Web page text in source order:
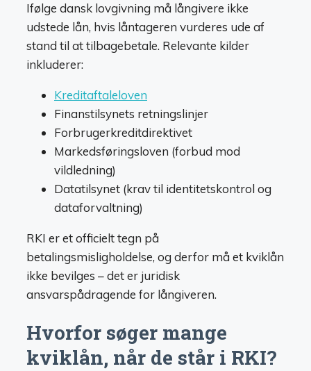
Ifølge dansk lovgivning må långivere ikke
udstede lån, hvis låntageren vurderes ude af
stand til at tilbagebetale. Relevante kilder
inkluderer:
Kreditaftaleloven
Finanstilsynets retningslinjer
Forbrugerkreditdirektivet
Markedsføringsloven (forbud mod
vildledning)
Datatilsynet (krav til identitetskontrol og
dataforvaltning)
RKI er et officielt tegn på
betalingsmisligholdelse, og derfor må et kviklån
ikke bevilges – det er juridisk
ansvarspådragende for långiveren.
Hvorfor søger mange
kviklån, når de står i RKI?